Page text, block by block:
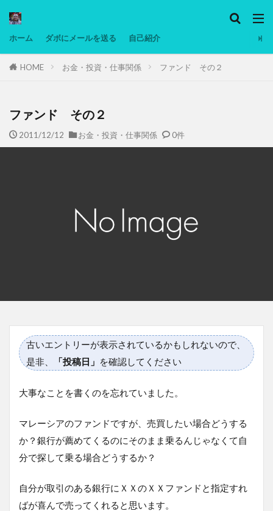
ホーム ダボにメールを送る 自己紹介
HOME お金・投資・仕事関係 ファンド その２
ファンド その２
2011/12/12 お金・投資・仕事関係 0件
古いエントリーが表示されているかもしれないので、
是非、
「投稿日」 を確認してください
大事なことを書くのを忘れていました。
マレーシアのファンドですが、売買したい場合どうする
か？銀行が薦めてくるのにそのまま乗るんじゃなくて自
分で探して乗る場合どうするか？
自分が取引のある銀行にＸＸのＸＸファンドと指定すれ
ばが喜んで売ってくれると思います。
タグ
マレーシア動画
備忘録
動画 日本人村社会 脱水シート